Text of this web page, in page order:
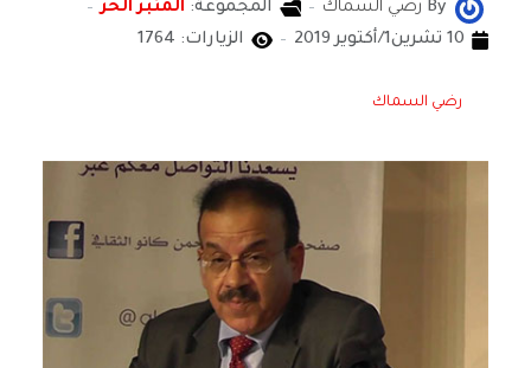
By رضي السماك المجموعة: المنبر الحر
10 تشرين1/أكتوير 2019
الزيارات: 1764
رضي السماك